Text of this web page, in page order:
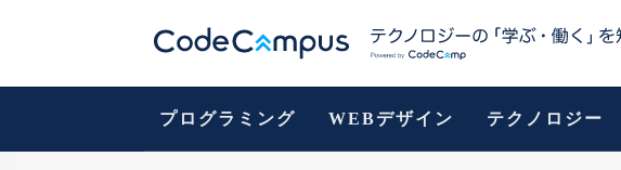
プログラミング WEBデザイン テクノロジー